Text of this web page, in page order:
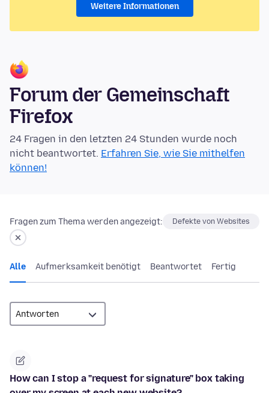
Weitere Informationen
Forum der Gemeinschaft
Firefox
24 Fragen in den letzten 24 Stunden wurde noch
nicht beantwortet. Erfahren Sie, wie Sie mithelfen
können!
Fragen zum Thema werden angezeigt: Defekte von Websites
Alle Aufmerksamkeit benötigt Beantwortet Fertig
How can I stop a "request for signature" box taking